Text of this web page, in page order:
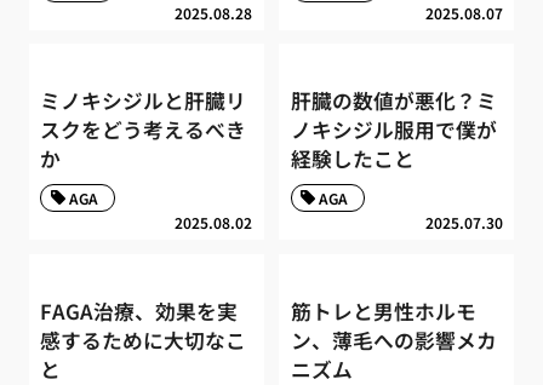
2025.08.28 2025.08.07
ミノキシジルと肝臓リ
スクをどう考えるべき
か
2025.08.02
AGA
肝臓の数値が悪化？ミ
ノキシジル服用で僕が
経験したこと
2025.07.30
AGA
FAGA治療、効果を実
感するために大切なこ
と
筋トレと男性ホルモ
ン、薄毛への影響メカ
ニズム